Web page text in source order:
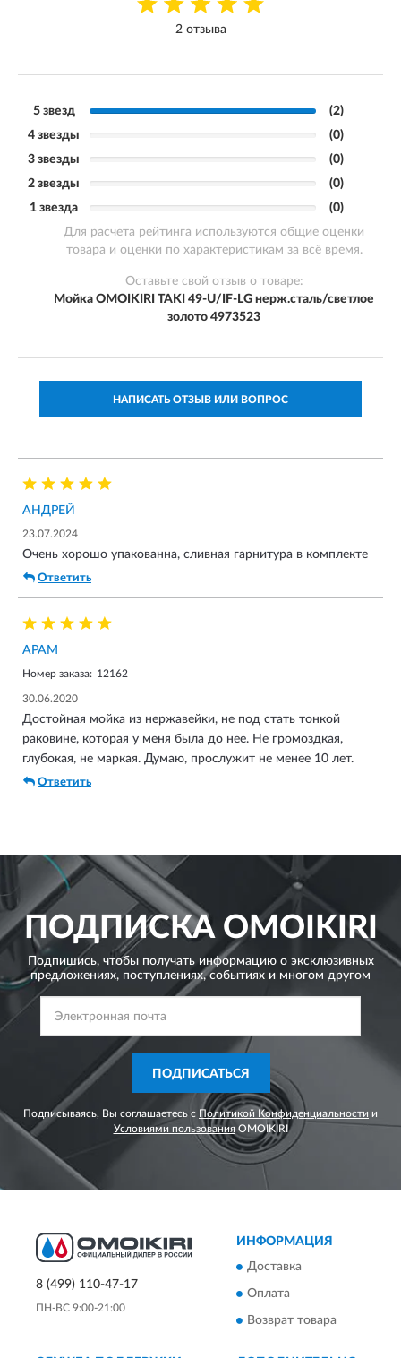
2 отзыва
5 звезд
(2)
4 звезды
(0)
3 звезды
(0)
2 звезды
(0)
1 звезда
(0)
Для расчета рейтинга используются общие оценки
товара и оценки по характеристикам за всё время.
Оставьте свой отзыв о товаре:
Мойка OMOIKIRI TAKI 49-U/IF-LG нерж.сталь/светлое
золото 4973523
НАПИСАТЬ ОТЗЫВ ИЛИ ВОПРОС
АНДРЕЙ
23.07.2024
Очень хорошо упакованна, сливная гарнитура в комплекте
Ответить
АРАМ
Номер заказа: 12162
30.06.2020
Достойная мойка из нержавейки, не под стать тонкой
раковине, которая у меня была до нее. Не громоздкая,
глубокая, не маркая. Думаю, прослужит не менее 10 лет.
Ответить
ПОДПИСКАOMOIKIRI
Подпишись, чтобы получать информацию о эксклюзивных
предложениях, поступлениях, событиях и многом другом
ПОДПИСАТЬСЯ
Подписываясь, Вы соглашаетесь с Политикой Конфиденциальности и
Условиями пользованияOMOIKIRI
8 (499) 110-47-17
ПН-ВС 9:00-21:00
ИНФОРМАЦИЯ
Доставка
Оплата
Возврат товара